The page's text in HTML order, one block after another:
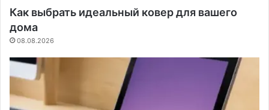
Как выбрать идеальный ковер для вашего
дома
08.08.2026